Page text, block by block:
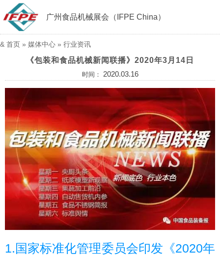
广州食品机械展会（IFPE China）
& 首页 » 媒体中心 » 行业资讯
《包装和食品机械新闻联播》2020年3月14日
时间： 2020.03.16
1.国家标准化管理委员会印发《2020年